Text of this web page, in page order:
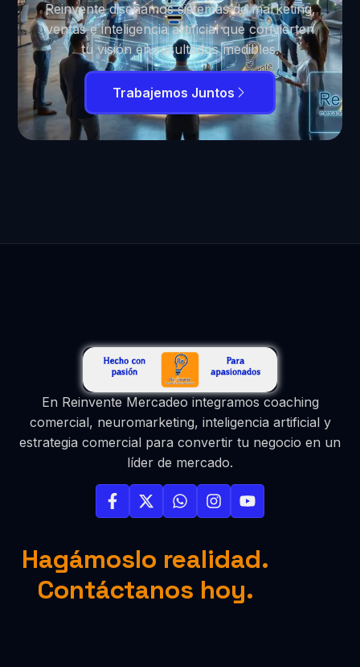
Reinvente diseñamos sistemas de marketing,
ventas e inteligencia artificial que convierten
tu visión en resultados medibles.
Trabajemos Juntos
En Reinvente Mercadeo integramos coaching
comercial, neuromarketing, inteligencia artificial y
estrategia comercial para convertir tu negocio en un
líder de mercado.
Hagámoslo realidad.
Contáctanos hoy.